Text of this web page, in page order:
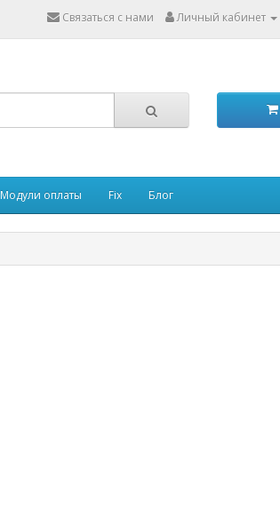
Связаться с нами Личный кабинет
Модули оплаты Fix Блог